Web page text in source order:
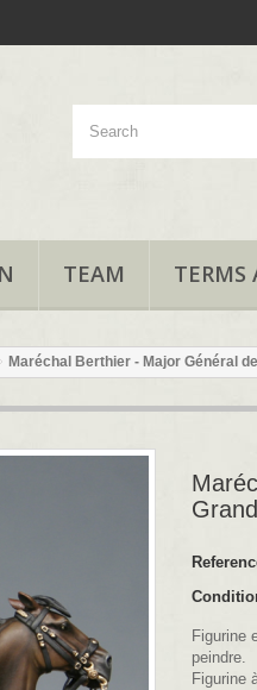
TEAM TERMS
Maréchal Berthier - Major Général
Figurine
peindre.
Figurine